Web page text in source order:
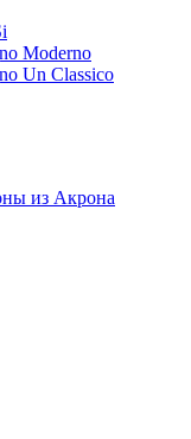
Moderno
Un Classico
из Акрона